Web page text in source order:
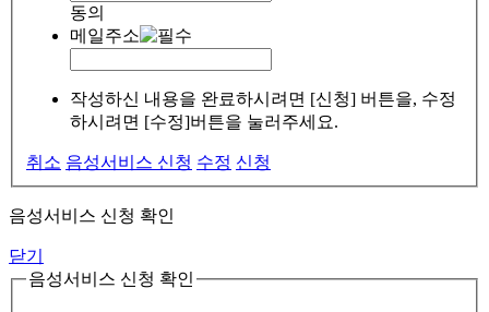
동의
메일주소
작성하신 내용을 완료하시려면 [신청] 버튼을, 수정
하시려면 [수정]버튼을 눌러주세요.
취소 음성서비스 신청 수정 신청
음성서비스 신청 확인
닫기
음성서비스 신청 확인